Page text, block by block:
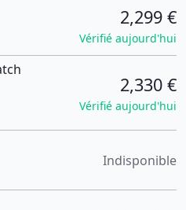
2,299 €
Vérifié aujourd'hui
2,330 €
Vérifié aujourd'hui
Indisponible